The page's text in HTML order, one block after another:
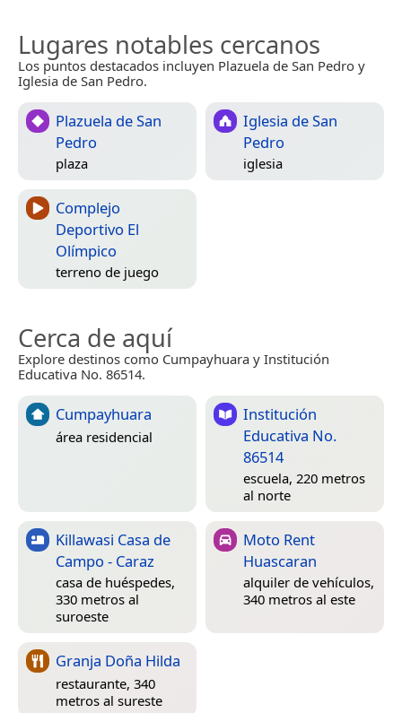
Lugares notables cercanos
Los puntos destacados incluyen Plazuela de San Pedro y
Iglesia de San Pedro.
Plazuela de San
Pedro
plaza
Iglesia de San
Pedro
iglesia
Complejo
Deportivo El
Olímpico
terreno de juego
Cerca de aquí
Explore destinos como Cumpayhuara y Institución
Educativa No. 86514.
Cumpayhuara
área residencial
Institución
Educativa No.
86514
escuela, 220 metros
al norte
Killawasi Casa de
Campo - Caraz
casa de huéspedes,
330 metros al
suroeste
Moto Rent
Huascaran
alquiler de vehículos,
340 metros al este
Granja Doña Hilda
restaurante, 340
metros al sureste